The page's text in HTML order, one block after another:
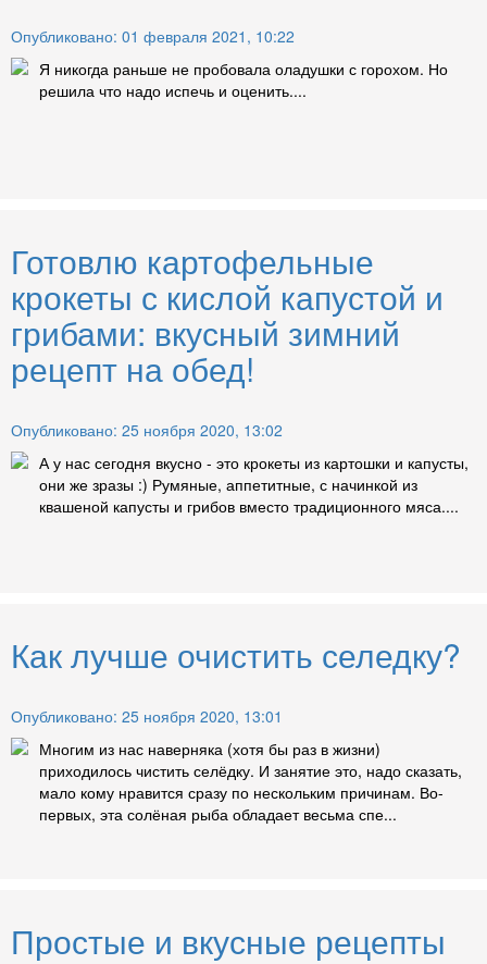
Опубликовано: 01 февраля 2021, 10:22
Я никогда раньше не пробовала оладушки с горохом. Но
решила что надо испечь и оценить....
Готовлю картофельные
крокеты с кислой капустой и
грибами: вкусный зимний
рецепт на обед!
Опубликовано: 25 ноября 2020, 13:02
А у нас сегодня вкусно - это крокеты из картошки и капусты,
они же зразы :) Румяные, аппетитные, с начинкой из
квашеной капусты и грибов вместо традиционного мяса....
Как лучше очистить селедку?
Опубликовано: 25 ноября 2020, 13:01
Многим из нас наверняка (хотя бы раз в жизни)
приходилось чистить селёдку. И занятие это, надо сказать,
мало кому нравится сразу по нескольким причинам. Во-
первых, эта солёная рыба обладает весьма спе...
Простые и вкусные рецепты